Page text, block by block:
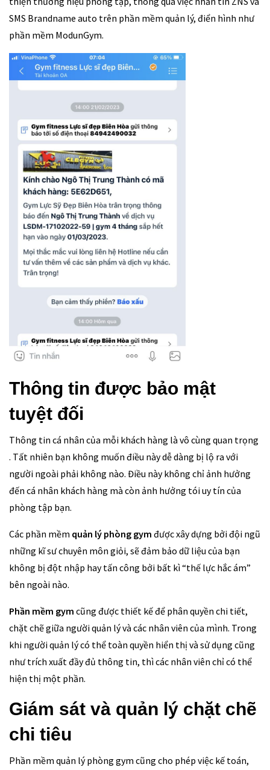
SMS Brandname auto trên phần mềm quản lý, điển hình như
phần mềm ModunGym.
Thông tin được bảo mật
tuyệt đối
Thông tin cá nhân của mỗi khách hàng là vô cùng quan trọng
. Tất nhiên bạn không muốn điều này dễ dàng bị lộ ra với
người ngoài phải không nào. Điều này không chỉ ảnh hưởng
đến cá nhân khách hàng mà còn ảnh hưởng tói uy tín của
phòng tập bạn.
Các phần mềm quản lý phòng gym được xây dựng bởi đội ngũ
những kĩ sư chuyên môn giỏi, sẽ đảm bảo dữ liệu của bạn
không bị đột nhập hay tấn công bởi bất kì “thế lực hắc ám”
bên ngoài nào.
Phần mềm gym cũng được thiết kế để phân quyền chi tiết,
chặt chẽ giữa người quản lý và các nhân viên của mình. Trong
khi người quản lý có thể toàn quyền hiển thị và sử dụng cũng
như trích xuất đầy đủ thông tin, thì các nhân viên chỉ có thể
hiện thị một phần.
Giám sát và quản lý chặt chẽ
chi tiêu
Phần mềm quản lý phòng gym cũng cho phép việc kế toán,